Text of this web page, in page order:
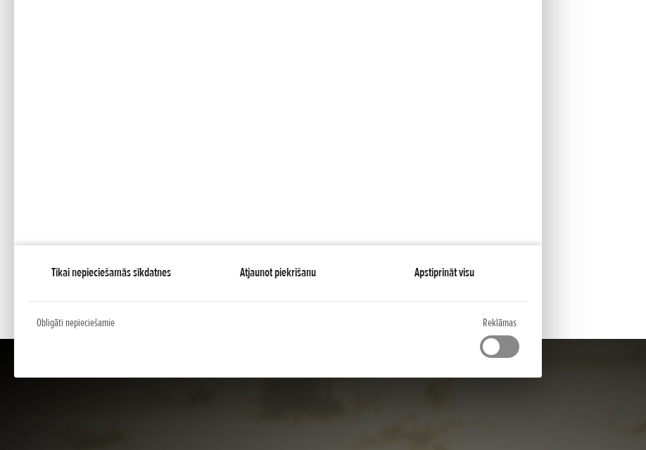
Tikai nepieciešamās sīkdatnes Atjaunot piekrišanu Apstiprināt visu
Obligāti nepieciešamie Reklāmas
kontroles sistēma, lai garantētu drošu ekspluatāciju
O V6 60° dzinēji, kas sniedz iespēju uzmontēt divus motorus,